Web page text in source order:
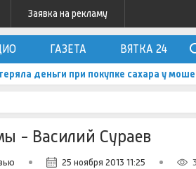
Заявка на рекламу
ГАЗЕТА ВЯТКА 24
деньги при покупке сахара у
- Василий Сураев
25 ноября 2013 11:25